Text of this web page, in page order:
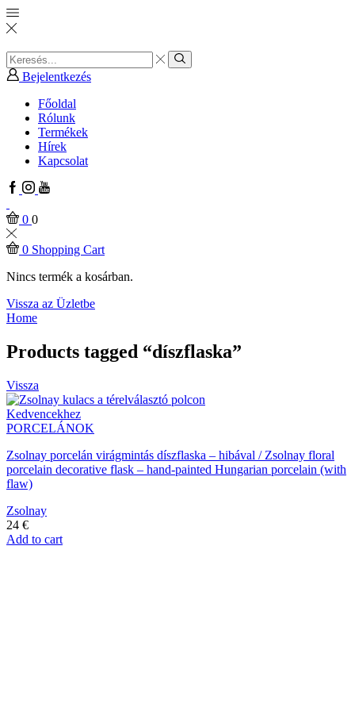
Search
input
Search
Bejelentkezés
Főoldal
Rólunk
Termékek
Hírek
Kapcsolat
Facebook
Instagram
Youtube
0 0
0 Shopping Cart
Nincs termék a kosárban.
Vissza az Üzletbe
Home
Products tagged “díszflaska”
Vissza
Kedvencekhez
PORCELÁNOK
Zsolnay porcelán virágmintás díszflaska – hibával / Zsolnay floral
porcelain decorative flask – hand-painted Hungarian porcelain (with
flaw)
Zsolnay
24 €
Add to cart